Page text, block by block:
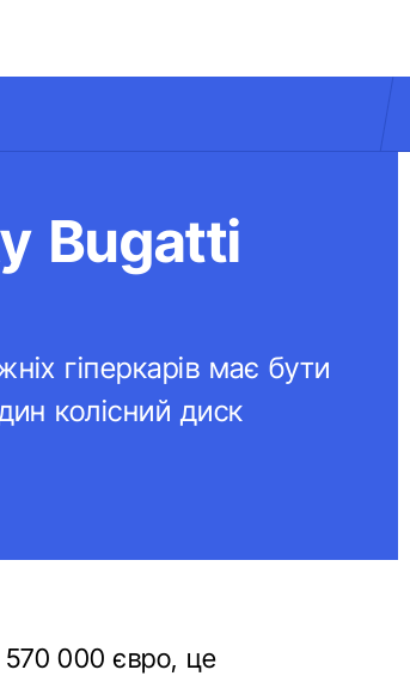
Bugatti
гіперкарів має бути
колісний диск
570 000 євро, це